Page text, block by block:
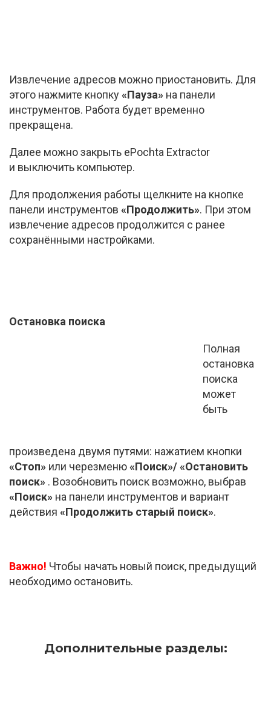
Извлечение адресов можно приостановить. Для
этого нажмите кнопку«Пауза» на панели
инструментов. Работа будет временно
прекращена.
Далее можно закрыть ePochta Extractor
и выключить компьютер.
Для продолжения работы щелкните на кнопке
панели инструментов «Продолжить». При этом
извлечение адресов продолжится с ранее
сохранёнными настройками.
Остановка поиска
Полная
остановка
поиска
может
быть
произведена двумя путями: нажатием кнопки
«Стоп» или черезменю«Поиск»/ «Остановить
поиск» . Возобновить поиск возможно, выбрав
«Поиск» на панели инструментов и вариант
действия «Продолжить старый поиск».
Важно! Чтобы начать новый поиск, предыдущий
необходимо остановить.
Дополнительные разделы: